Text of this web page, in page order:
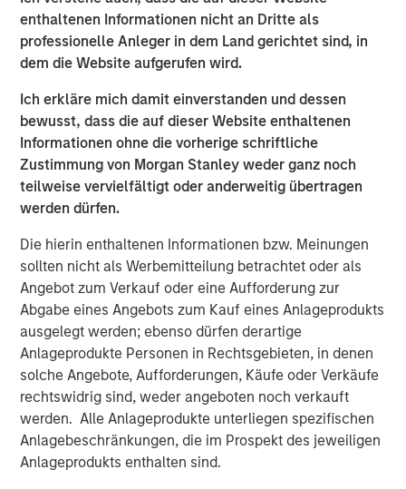
enthaltenen Informationen nicht an Dritte als
professionelle Anleger in dem Land gerichtet sind, in
dem die Website aufgerufen wird.
Ich erkläre mich damit einverstanden und dessen
bewusst, dass die auf dieser Website enthaltenen
Informationen ohne die vorherige schriftliche
Zustimmung von Morgan Stanley weder ganz noch
teilweise vervielfältigt oder anderweitig übertragen
werden dürfen.
Die hierin enthaltenen Informationen bzw. Meinungen
sollten nicht als Werbemitteilung betrachtet oder als
Angebot zum Verkauf oder eine Aufforderung zur
Abgabe eines Angebots zum Kauf eines Anlageprodukts
ausgelegt werden; ebenso dürfen derartige
Anlageprodukte Personen in Rechtsgebieten, in denen
solche Angebote, Aufforderungen, Käufe oder Verkäufe
rechtswidrig sind, weder angeboten noch verkauft
werden. Alle Anlageprodukte unterliegen spezifischen
Anlagebeschränkungen, die im Prospekt des jeweiligen
Anlageprodukts enthalten sind.
of short-dated options in equity options markets.
In this report, we discuss some of the issues with
picture means for investing, the implications of
volatility drag, the psychology of dealing with
probabilities and payoffs, and how these ideas can
be helpful for investing in various asset classes.
Counterpoint Global
Counterpoint Global’s culture fosters collaboration,
creativity, continued development and differentiated
thinking.
Ähnliche Einblicke
CONSILIENT OBSERVER